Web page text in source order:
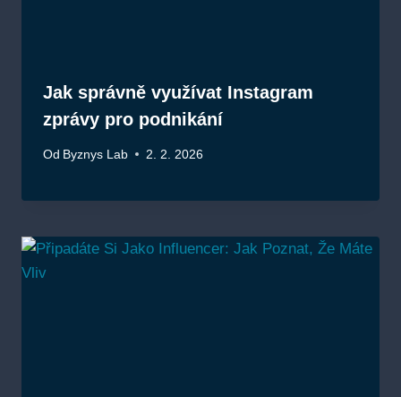
Jak správně využívat Instagram
zprávy pro podnikání
Od Byznys Lab 2. 2. 2026